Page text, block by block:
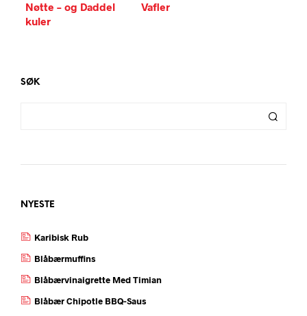
Nøtte – og Daddel
kuler
Vafler
SØK
NYESTE
Karibisk Rub
Blåbærmuffins
Blåbærvinaigrette Med Timian
Blåbær Chipotle BBQ-Saus